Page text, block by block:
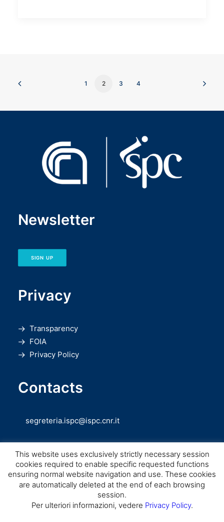
1 2 3 4
Newsletter
SIGN UP
Privacy
Transparency
FOIA
Privacy Policy
Contacts
segreteria.ispc@ispc.cnr.it
Consiglio Nazionale delle Ricerche
Scienze del Patrimonio Culturale – 2026
This website uses exclusively strictly necessary session
cookies required to enable specific requested functions
ensuring normal website navigation and use. These cookies
are automatically deleted at the end of each browsing
session.
Per ulteriori informazioni, vedere Privacy Policy.